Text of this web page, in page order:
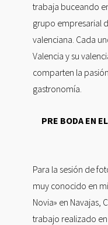
trabaja buceando
grupo empresarial
valenciana. Cada
Valencia y su
comparten la
gastronomía.
PRE BODA EN
Para la sesión de
muy conocido en
Novia» en Navajas,
trabajo realizado